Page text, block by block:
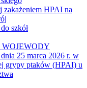
zakażeniem HPAI na
szkół
25 marca 2026 r. w
grypy ptaków (HPAI) u